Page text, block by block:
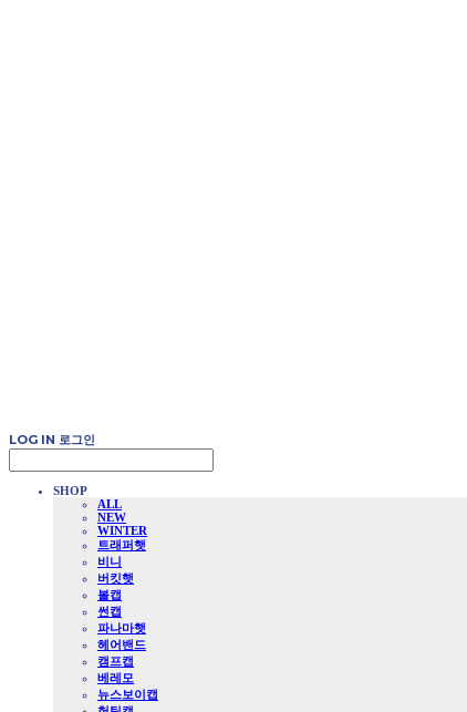
LOG IN 로그인
SHOP
ALL
NEW
WINTER
트래퍼햇
비니
버킷햇
볼캡
썬캡
파나마햇
헤어밴드
캠프캡
베레모
뉴스보이캡